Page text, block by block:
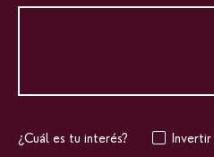
¿Cuál es tu interés? Invertir